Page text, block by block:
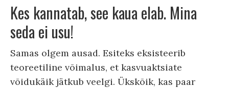
Kes kannatab, see kaua elab. Mina
seda ei usu!
Samas olgem ausad. Esiteks eksisteerib
teoreetiline võimalus, et kasvuaktsiate
võidukäik jätkub veelgi. Ükskõik, kas paar